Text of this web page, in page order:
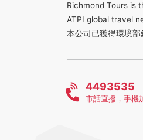
Richmond Tours is
ATPI global travel
本公司已獲得環境
4493535
市話直撥，手機